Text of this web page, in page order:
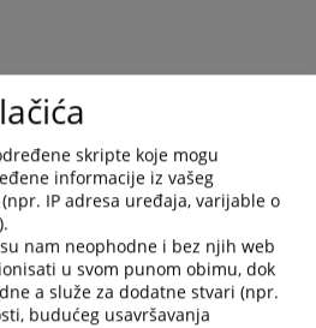
skripte koje mogu
informacije iz vašeg
IP adresa uređaja, varijable o
nam neophodne i bez njih web
u svom punom obimu, dok
a služe za dodatne stvari (npr.
budućeg usavršavanja